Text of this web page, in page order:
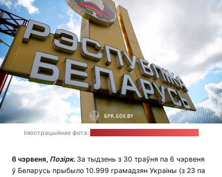
Ілюстрацыйнае фота:
6 чэрвеня, Позірк. За тыдзень з 30 траўня па 6 чэрвеня
ў Беларусь прыбыло 10.999 грамадзян Украіны (з 23 па